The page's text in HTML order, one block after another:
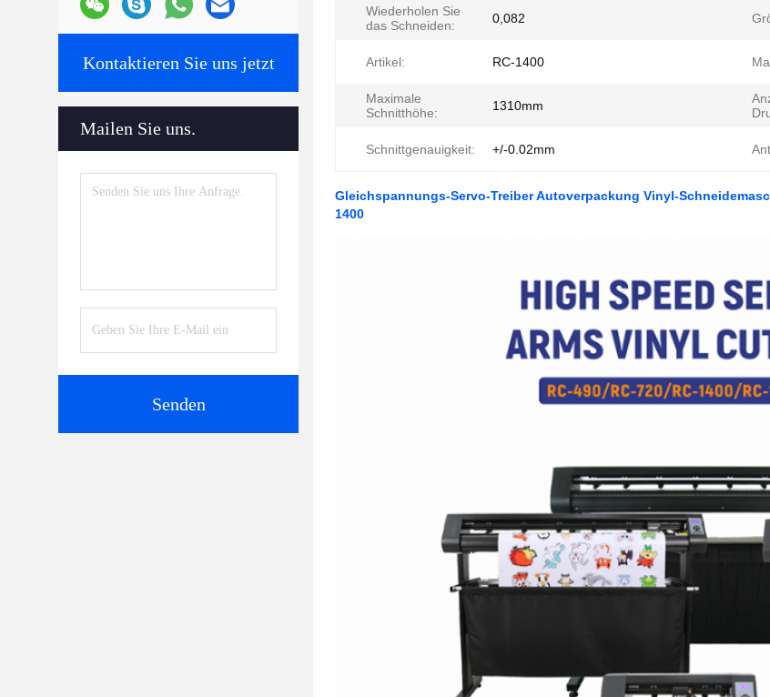
Kontaktieren Sie uns jetzt
Mailen Sie uns.
Senden
Wiederholen Sie
das Schneiden:
0,082
Artikel: RC-1400
Maximale
Schnitthöhe:
1310mm
Schnittgenauigkeit: +/-0.02mm
Gleichspannungs-Servo-Treiber Autoverpackung Vinyl-
1400